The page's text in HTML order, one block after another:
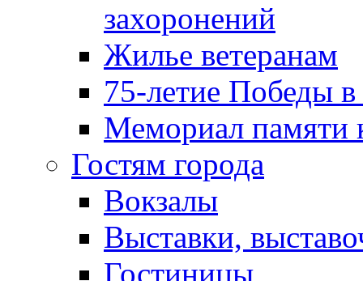
захоронений
Жилье ветеранам
75-летие Победы
Мемориал памяти
Гостям города
Вокзалы
Выставки,
Гостиницы